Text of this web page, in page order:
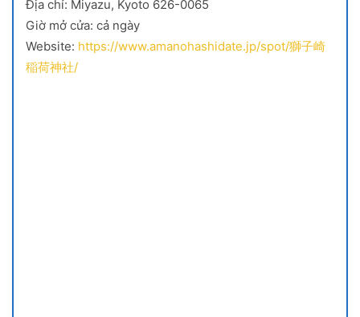
Địa chỉ: Miyazu, Kyoto 626-0065
Giờ mở cửa: cả ngày
Website: https://www.amanohashidate.jp/spot/獅子崎
稲荷神社/